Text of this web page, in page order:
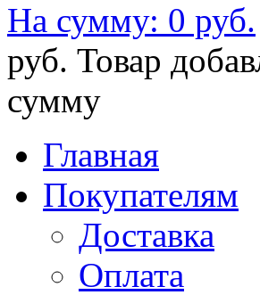
На сумму: 0 руб.
руб. Товар
сумму
Главная
Покупателям
Доставка
Оплата